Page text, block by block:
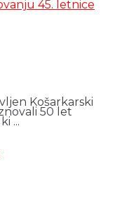
Košarkarski
50 let
...